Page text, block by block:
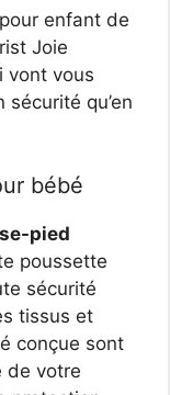
enfant de
Joie
vont vous
qu’en
bébé
pied
poussette
sécurité
tissus et
conçue sont
de votre